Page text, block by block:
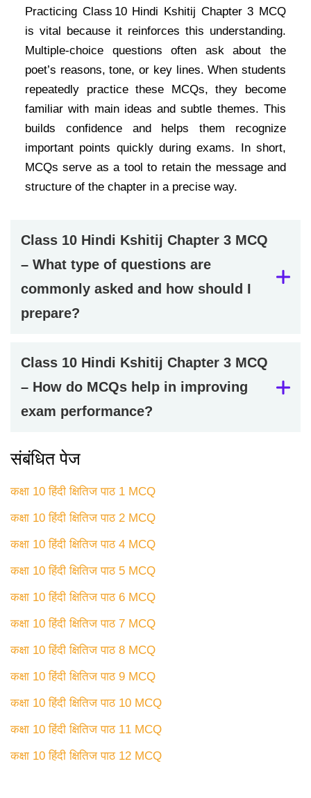
Practicing Class 10 Hindi Kshitij Chapter 3 MCQ
is vital because it reinforces this understanding.
Multiple‑choice questions often ask about the
poet’s reasons, tone, or key lines. When students
repeatedly practice these MCQs, they become
familiar with main ideas and subtle themes. This
builds confidence and helps them recognize
important points quickly during exams. In short,
MCQs serve as a tool to retain the message and
structure of the chapter in a precise way.
Class 10 Hindi Kshitij Chapter 3 MCQ
– What type of questions are
commonly asked and how should I
prepare?
Class 10 Hindi Kshitij Chapter 3 MCQ
– How do MCQs help in improving
exam performance?
संबंधित पेज
कक्षा 10 हिंदी क्षितिज पाठ 1 MCQ
कक्षा 10 हिंदी क्षितिज पाठ 2 MCQ
कक्षा 10 हिंदी क्षितिज पाठ 4 MCQ
कक्षा 10 हिंदी क्षितिज पाठ 5 MCQ
कक्षा 10 हिंदी क्षितिज पाठ 6 MCQ
कक्षा 10 हिंदी क्षितिज पाठ 7 MCQ
कक्षा 10 हिंदी क्षितिज पाठ 8 MCQ
कक्षा 10 हिंदी क्षितिज पाठ 9 MCQ
कक्षा 10 हिंदी क्षितिज पाठ 10 MCQ
कक्षा 10 हिंदी क्षितिज पाठ 11 MCQ
कक्षा 10 हिंदी क्षितिज पाठ 12 MCQ